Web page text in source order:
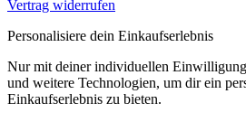
Vertrag widerrufen
Personalisiere dein Einkaufserlebnis
Nur mit deiner individuellen
und weitere Technologien, um dir ein
Einkaufserlebnis zu bieten.